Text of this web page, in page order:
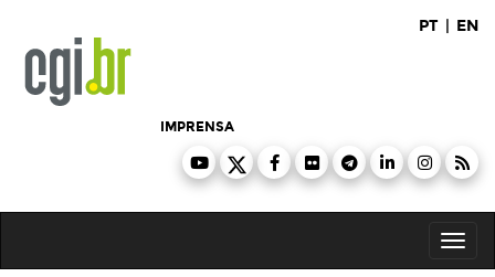
conteúdo
PT | EN
IMPRENSA